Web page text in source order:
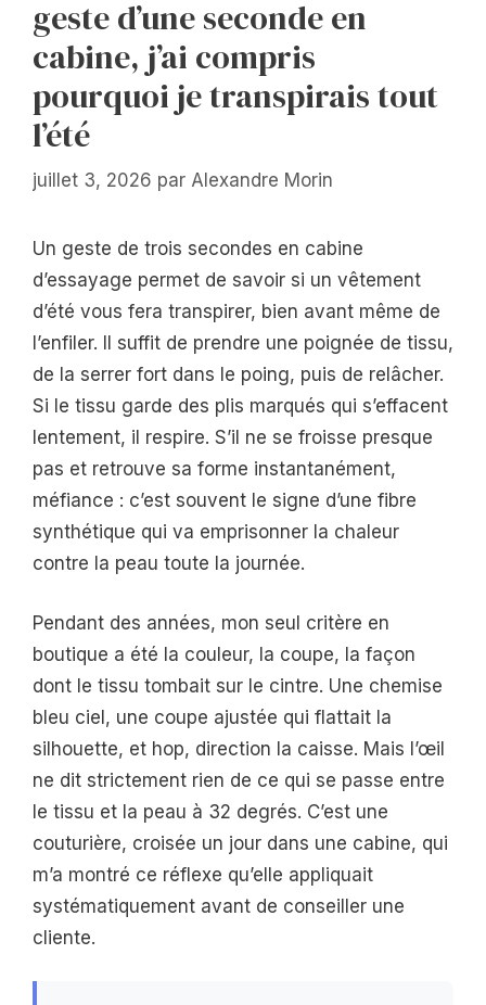
geste d’une seconde en
cabine, j’ai compris
pourquoi je transpirais tout
l’été
juillet 3, 2026 par Alexandre Morin
Un geste de trois secondes en cabine
d’essayage permet de savoir si un vêtement
d’été vous fera transpirer, bien avant même de
l’enfiler. Il suffit de prendre une poignée de tissu,
de la serrer fort dans le poing, puis de relâcher.
Si le tissu garde des plis marqués qui s’effacent
lentement, il respire. S’il ne se froisse presque
pas et retrouve sa forme instantanément,
méfiance : c’est souvent le signe d’une fibre
synthétique qui va emprisonner la chaleur
contre la peau toute la journée.
Pendant des années, mon seul critère en
boutique a été la couleur, la coupe, la façon
dont le tissu tombait sur le cintre. Une chemise
bleu ciel, une coupe ajustée qui flattait la
silhouette, et hop, direction la caisse. Mais l’œil
ne dit strictement rien de ce qui se passe entre
le tissu et la peau à 32 degrés. C’est une
couturière, croisée un jour dans une cabine, qui
m’a montré ce réflexe qu’elle appliquait
systématiquement avant de conseiller une
cliente.